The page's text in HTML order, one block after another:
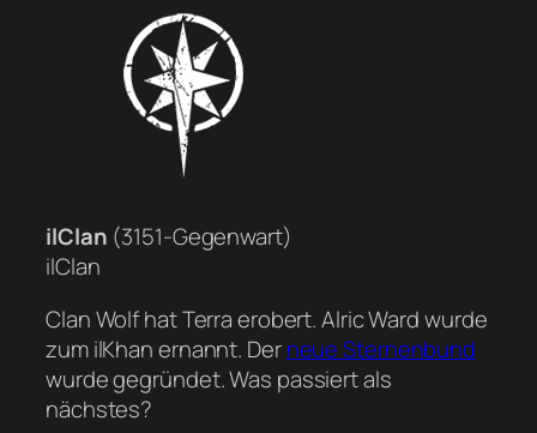
ilClan (3151-Gegenwart)
ilClan
Clan Wolf hat Terra erobert. Alric Ward wurde
zum ilKhan ernannt. Derneue Sternenbund
wurde gegründet. Was passiert als
nächstes?